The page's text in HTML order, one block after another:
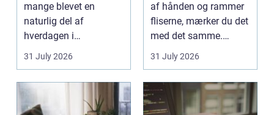
mange blevet en
naturlig del af
hverdagen i
København. Byen er
fyldt med dygtige...
31 July 2026
af hånden og rammer
fliserne, mærker du det
med det samme.
Skærmen splintrer...
31 July 2026